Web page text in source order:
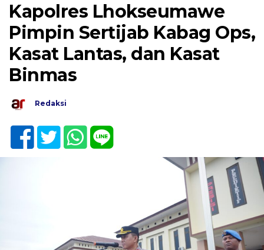
Kapolres Lhokseumawe
Pimpin Sertijab Kabag Ops,
Kasat Lantas, dan Kasat
Binmas
Redaksi